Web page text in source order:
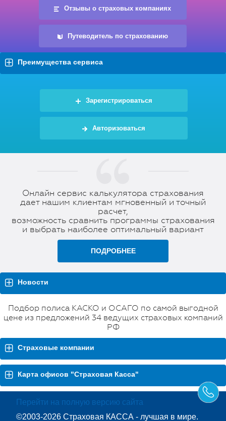
Отзывы о страховых компаниях
Путеводитель по страхованию
Преимущества сервиса
Зарегистрироваться
Авторизоваться
Онлайн сервис калькулятора страхования
дает нашим клиентам мгновенный и точный
расчет,
возможность сравнить программы страхования
и выбрать наиболее оптимальный вариант
ПОДРОБНЕЕ
Новости
Подбор полиса КАСКО и ОСАГО по самой выгодной
цене из предложений 34 ведущих страховых компаний
РФ
Страховые компании
Карта офисов "Страховая Касса"
Перейти на полную версию сайта
©2003-2026 Страховая КАССА - лучшая в мире.